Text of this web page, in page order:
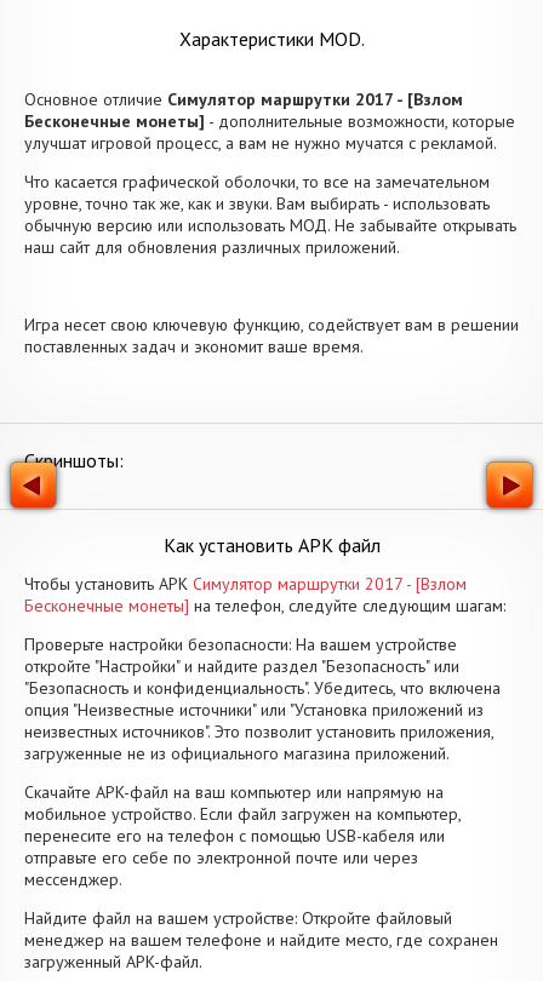
Характеристики MOD.
Основное отличие Симулятор маршрутки 2017 - [Взлом
Бесконечные монеты] - дополнительные возможности, которые
улучшат игровой процесс, а вам не нужно мучатся с рекламой.
Что касается графической оболочки, то все на замечательном
уровне, точно так же, как и звуки. Вам выбирать - использовать
обычную версию или использовать МОД. Не забывайте открывать
наш сайт для обновления различных приложений.
Игра несет свою ключевую функцию, содействует вам в решении
поставленных задач и экономит ваше время.
Скриншоты:
Как установить APK файл
Чтобы установить APK Симулятор маршрутки 2017 - [Взлом
Бесконечные монеты] на телефон, следуйте следующим шагам:
Проверьте настройки безопасности: На вашем устройстве
откройте "Настройки" и найдите раздел "Безопасность" или
"Безопасность и конфиденциальность". Убедитесь, что включена
опция "Неизвестные источники" или "Установка приложений из
неизвестных источников". Это позволит установить приложения,
загруженные не из официального магазина приложений.
Скачайте APK-файл на ваш компьютер или напрямую на
мобильное устройство. Если файл загружен на компьютер,
перенесите его на телефон с помощью USB-кабеля или
отправьте его себе по электронной почте или через
мессенджер.
Найдите файл на вашем устройстве: Откройте файловый
менеджер на вашем телефоне и найдите место, где сохранен
загруженный APK-файл.